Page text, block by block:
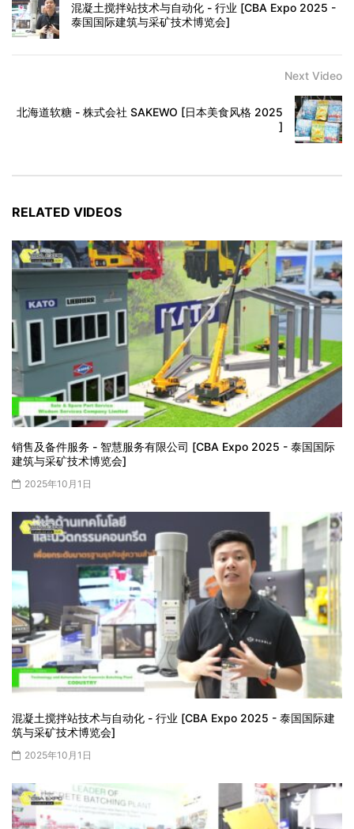
混凝土搅拌站技术与自动化 - 行业 [CBA Expo 2025 -
泰国国际建筑与采矿技术博览会]
Next Video
北海道软糖 - 株式会社 SAKEWO [日本美食风格 2025
]
RELATED VIDEOS
销售及备件服务 - 智慧服务有限公司 [CBA Expo 2025 - 泰国国际
建筑与采矿技术博览会]
2025年10月1日
混凝土搅拌站技术与自动化 - 行业 [CBA Expo 2025 - 泰国国际建
筑与采矿技术博览会]
2025年10月1日